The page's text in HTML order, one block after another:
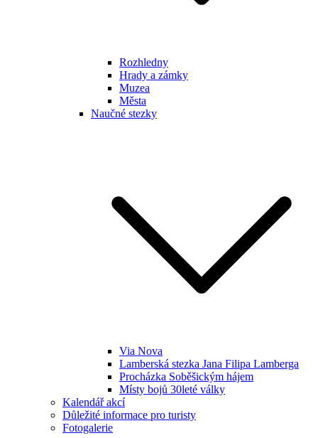
Rozhledny
Hrady a zámky
Muzea
Města
Naučné stezky
Via Nova
Lamberská stezka Jana Filipa Lamberga
Procházka Soběšickým hájem
Místy bojů 30leté války
Kalendář akcí
Důležité informace pro turisty
Fotogalerie